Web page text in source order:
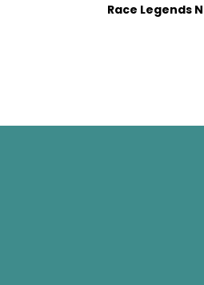
Race Legends